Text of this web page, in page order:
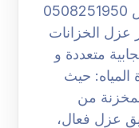
عزل خزانات بحي الرائد الرياض 0508251950
عزل الخزانات
متعددة و
المياه: حيث
من
عزل فعال،